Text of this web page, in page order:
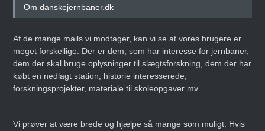
Om danskejernbaner.dk
Af de mange mails vi modtager, kan vi se at vores brugere er
meget forskellige. Der er dem, som har interesse for jernbaner,
dem der skal bruge oplysninger til slægtsforskning, dem der har
købt en nedlagt station, historie interesserede,
forskningsprojekter, materiale til skoleopgaver mv.
Vi prøver at være brede og hjælpe så mange som muligt. Hvis